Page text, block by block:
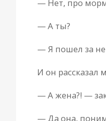
— Нет, про
— А ты?
— Я пошел за
И он рассказал
— А жена?! —
— Да она,